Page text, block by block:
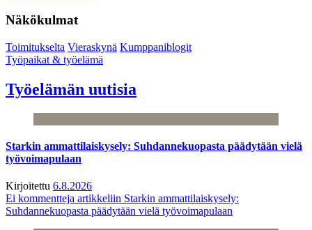
Näkökulmat
Toimitukselta Vieraskynä Kumppaniblogit
Työpaikat & työelämä
Työelämän uutisia
Starkin ammattilaiskysely: Suhdannekuopasta päädytään vielä
työvoimapulaan
Kirjoitettu 6.8.2026
Ei kommentteja artikkeliin Starkin ammattilaiskysely:
Suhdannekuopasta päädytään vielä työvoimapulaan